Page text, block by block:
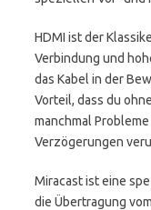
HDMI ist der
Verbindung und
das Kabel in der
Vorteil, dass du
manchmal
Verzögerungen
Miracast ist eine
die Übertragung